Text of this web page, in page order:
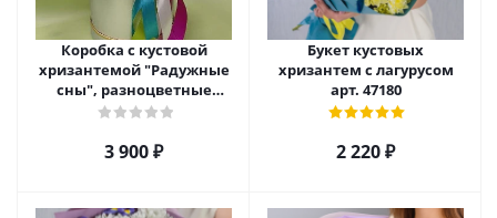
Коробка с кустовой
хризантемой "Радужные
сны", разноцветные
№22457
3 900₽
Букет кустовых
хризантем с лагурусом
арт. 47180
2 220₽